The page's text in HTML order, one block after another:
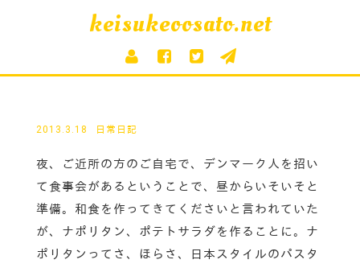
keisukeoosato.net
2013.3.18 日常日記
夜、ご近所の方のご自宅で、デンマーク人を招い
て食事会があるということで、昼からいそいそと
準備。和食を作ってきてくださいと言われていた
が、ナポリタン、ポテトサラダを作ることに。ナ
ポリタンってさ、ほらさ、日本スタイルのパスタ